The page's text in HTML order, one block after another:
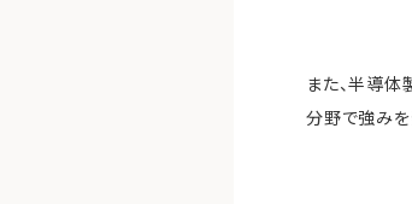
また、半導
分野で強みを